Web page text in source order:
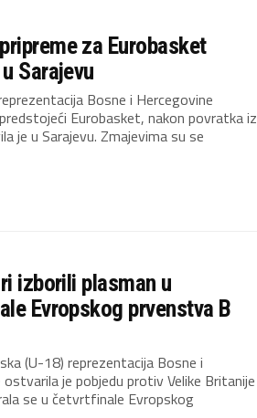
za Eurobasket
Sarajevu
Bosne i Hercegovine
Eurobasket, nakon povratka iz
je u Sarajevu. Zmajevima su se
izborili plasman u
Evropskog prvenstva B
(U-18) reprezentacija Bosne i
je pobjedu protiv Velike Britanije
se u četvrtfinale Evropskog